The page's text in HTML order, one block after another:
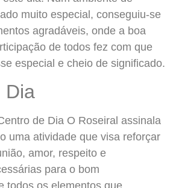
muito especial, conseguiu-se
agradáveis, onde a boa
de todos fez com que
especial e cheio de significado.
Dia
de Dia O Roseiral assinala
uma atividade que visa reforçar
amor, respeito e
para o bom